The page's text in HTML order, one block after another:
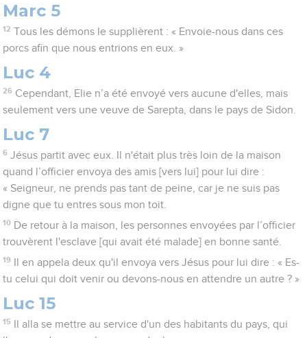
Marc 5
12 Tous les démons le supplièrent : « Envoie-nous dans ces
porcs afin que nous entrions en eux. »
Luc 4
26 Cependant, Elie n’a été envoyé vers aucune d'elles, mais
seulement vers une veuve de Sarepta, dans le pays de Sidon.
Luc 7
6 Jésus partit avec eux. Il n'était plus très loin de la maison
quand l’officier envoya des amis [vers lui] pour lui dire :
« Seigneur, ne prends pas tant de peine, car je ne suis pas
digne que tu entres sous mon toit.
10 De retour à la maison, les personnes envoyées par l’officier
trouvèrent l'esclave [qui avait été malade] en bonne santé.
19
Il en appela deux qu'il envoya vers Jésus pour lui dire : « Es-
tu celui qui doit venir ou devons-nous en attendre un autre ? »
Luc 15
15
Il alla se mettre au service d'un des habitants du pays, qui